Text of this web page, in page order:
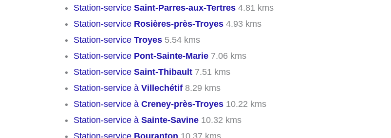
Station-service Saint-Parres-aux-Tertres 4.81 kms
Station-service Rosières-près-Troyes 4.93 kms
Station-service Troyes 5.54 kms
Station-service Pont-Sainte-Marie 7.06 kms
Station-service Saint-Thibault 7.51 kms
Station-service à Villechétif 8.29 kms
Station-service à Creney-près-Troyes 10.22 kms
Station-service à Sainte-Savine 10.32 kms
Station-service Bouranton 10.37 kms